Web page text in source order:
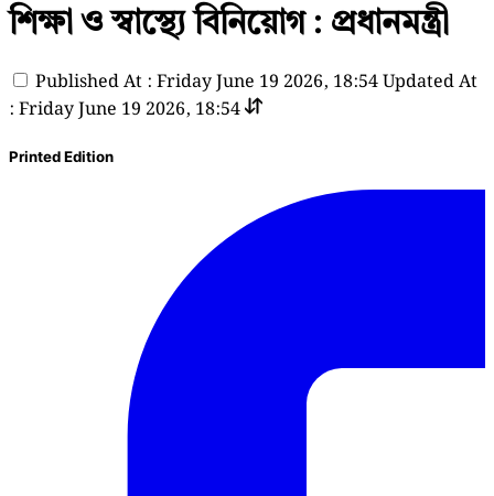
শিক্ষা ও স্বাস্থ্যে বিনিয়োগ : প্রধানমন্ত্রী
Published At : Friday June 19 2026, 18:54Updated At
: Friday June 19 2026, 18:54
Printed Edition